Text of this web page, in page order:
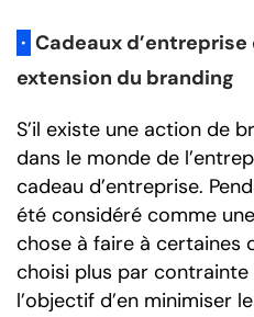
· Cadeaux
extension du branding
S’il existe une action de
dans le monde de
cadeau d’entreprise.
été considéré comme
chose à faire à certaines
choisi plus par
l’objectif d’en minimiser